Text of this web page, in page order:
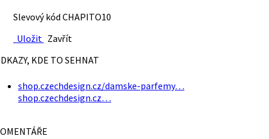
Slevový kód CHAPITO10
Uložit Zavřít
KDE TO SEHNAT
shop.czechdesign.cz/damske-parfemy…
shop.czechdesign.cz…